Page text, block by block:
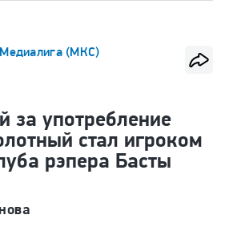
Медиалига (МКС)
за употребление
стал игроком
рэпера Басты